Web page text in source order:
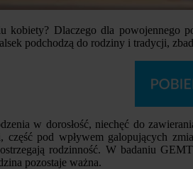
Dlaczego dla powojennego
podchodzą do rodziny i tradycji,
w dorosłość, niechęć do
pod wpływem galopujących
rodzinność. W badaniu
pozostaje ważna.